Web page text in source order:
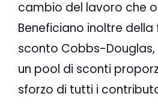
cambio del lavoro che
Beneficiano inoltre della
sconto Cobbs-
un pool di sconti
sforzo di tutti i